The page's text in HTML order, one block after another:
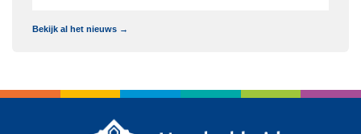
Bekijk al het nieuws →